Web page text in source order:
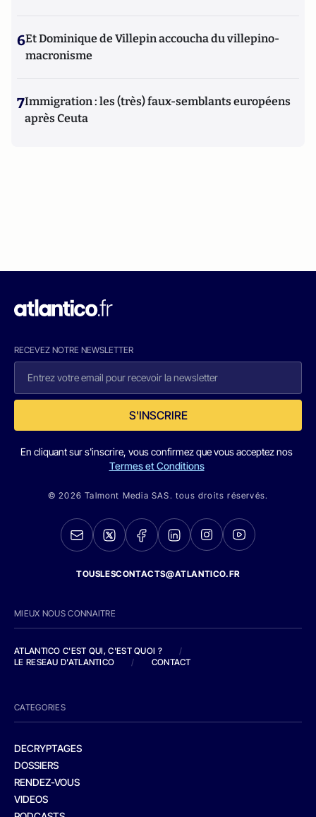
6Et Dominique de Villepin accoucha du villepino-
macronisme
7Immigration : les (très) faux-semblants européens
après Ceuta
RECEVEZ NOTRE NEWSLETTER
S'INSCRIRE
En cliquant sur s'inscrire, vous confirmez que vous acceptez nos
Termes et Conditions
© 2026 Talmont Media SAS. tous droits réservés.
TOUSLESCONTACTS@ATLANTICO.FR
MIEUX NOUS CONNAITRE
ATLANTICO C'EST QUI, C'EST QUOI ?
/
LE RESEAU D'ATLANTICO
/ CONTACT
CATEGORIES
DECRYPTAGES
DOSSIERS
RENDEZ-VOUS
VIDEOS